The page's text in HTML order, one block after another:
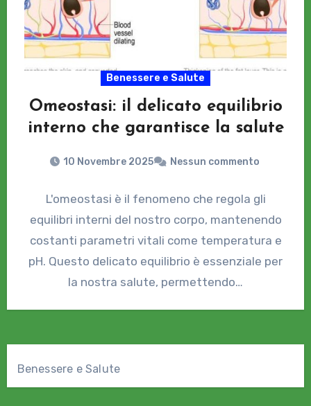
Benessere e Salute
Omeostasi: il delicato equilibrio
interno che garantisce la salute
10 Novembre 2025 Nessun commento
L'omeostasi è il fenomeno che regola gli
equilibri interni del nostro corpo, mantenendo
costanti parametri vitali come temperatura e
pH. Questo delicato equilibrio è essenziale per
la nostra salute, permettendo…
Benessere e Salute